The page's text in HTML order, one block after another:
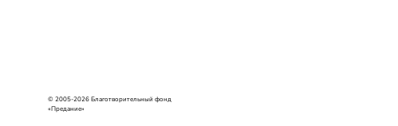
© 2005-2026 Благотворительный фонд
«Предание»